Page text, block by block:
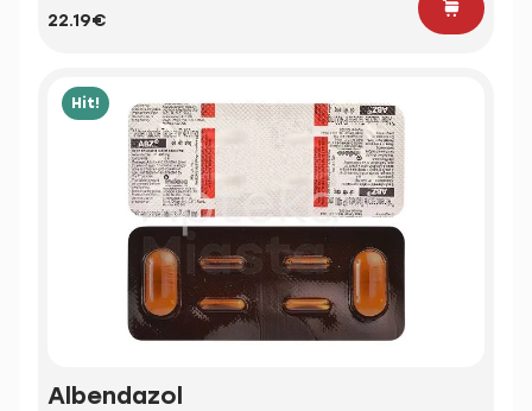
22.19€
Hit!
Albendazol